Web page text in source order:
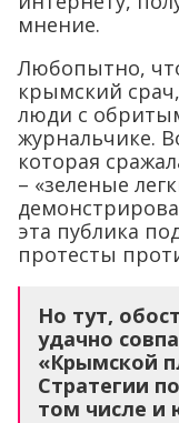
люди с
журнальчике.
которая
– «зеленые
эта публика
протесты
Но тут,
удачно
«Крымской
том числе и
только, что
Украине